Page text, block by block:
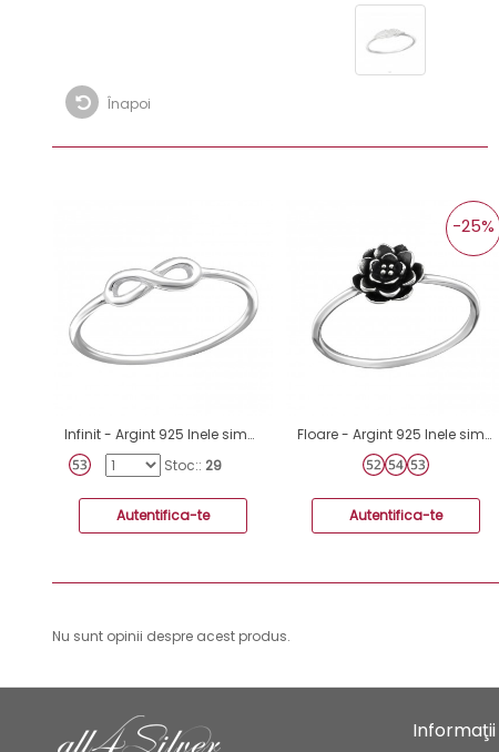
Înapoi
Infinit - Argint 925 Inele simple A4S18948
Stoc:: 29
Autentifica-te
Floare - Argint 925 Inele simple A4S32302
-25%
Autentifica-te
Nu sunt opinii despre acest produs.
Informaţii